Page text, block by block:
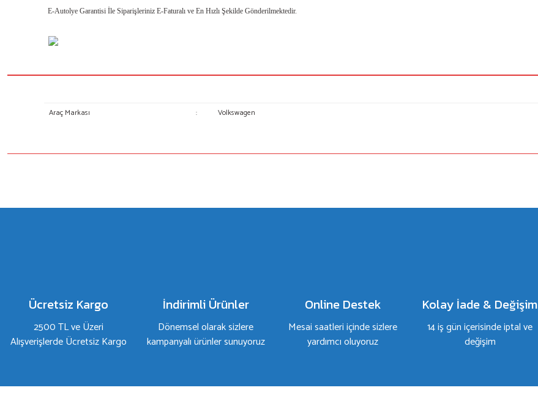
E-Autolye Garantisi İle Siparişleriniz E-Faturalı ve En Hızlı Şekilde Gönderilmektedir.
Araç Markası : Volkswagen
Bu ürüne ilk yorumu siz yapın!
Bu ürüne benzer farklı alternatifler olmalı.
Ücretsiz Kargo
2500 TL ve Üzeri
Alışverişlerde Ücretsiz Kargo
İndirimli Ürünler
Dönemsel olarak sizlere
kampanyalı ürünler sunuyoruz
Online Destek
Mesai saatleri içinde sizlere
yardımcı oluyoruz
Kolay İade & Değişim
14 iş gün içerisinde iptal ve
değişim